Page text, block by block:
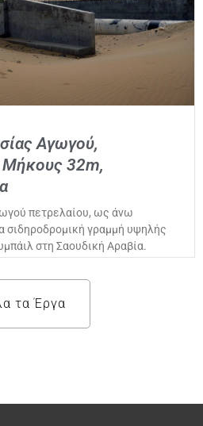
Αγωγού,
Μήκους 32m,
πετρελαίου, ως άνω
σιδηροδρομική γραμμή υψηλής
στη Σαουδική Αραβία.
τα Έργα